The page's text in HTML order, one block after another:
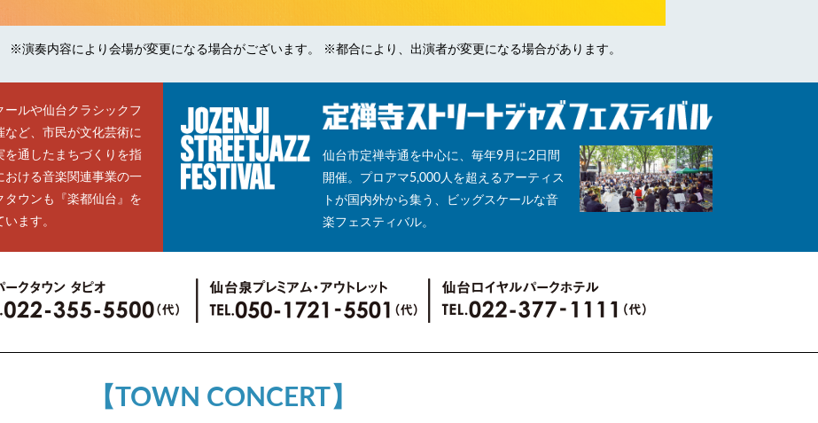
※演奏内容により会場が変更になる場合がございます。 ※都合により、出演者が変更になる場合があります。
ールや仙台クラシックフ
など、市民が文化芸術に
を通したまちづくりを指
おける音楽関連事業の一
タウンも『楽都仙台』を
ます。
仙台市定禅寺通を中心に、毎年9月に2日間
開催。プロアマ5,000人を超えるアーティス
トが国内外から集う、ビッグスケールな音
楽フェスティバル。
【TOWN CONCERT】